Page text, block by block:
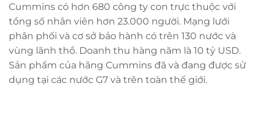
Cummins có hơn 680 công ty con trực thuộc với
tổng số nhân viên hơn 23.000 người. Mạng lưới
phân phối và cơ sở bảo hành có trên 130 nước và
vùng lãnh thổ. Doanh thu hàng năm là 10 tỷ USD.
Sản phẩm của hãng Cummins đã và đang được sử
dụng tại các nước G7 và trên toàn thế giới.